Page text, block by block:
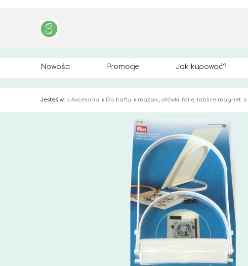
Nowości Promocje Jak kupować?
Jesteś w: » Akcesoria » Do haftu » mazaki, ołówki, folie, tablice magnet. »